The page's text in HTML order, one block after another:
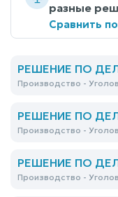
разные
Сравнить
РЕШЕНИЕ ПО
Производство -
РЕШЕНИЕ ПО
Производство -
РЕШЕНИЕ ПО
Производство -